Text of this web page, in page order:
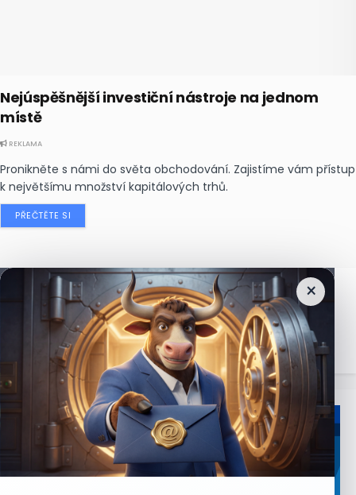
Nejúspěšnější investiční nástroje na jednom
místě
REKLAMA
Pronikněte s námi do světa obchodování. Zajistíme vám přístup
k největšímu množství kapitálových trhů.
PŘEČTĚTE SI
×
Nejčtenějšízprávy